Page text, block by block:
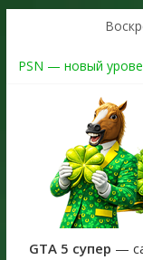
PSN — новый
The Kortz Center
Регистрация в
как
Получайте особые
Fine Art Collector
GTA 6
Auto VI
GTA 5 супер —